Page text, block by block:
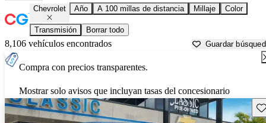
Chevrolet Año A 100 millas de distancia Millaje Color
Transmisión Borrar todo
8,106 vehículos encontrados Guardar
Compra con precios transparentes.
Mostrar solo avisos que incluyan tasas del concesionario